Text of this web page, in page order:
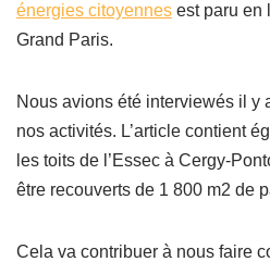
énergies citoyennes est paru en
Grand Paris.
Nous avions été interviewés il y
nos activités. L’article contient
les toits de l’Essec à Cergy-
être recouverts de 1 800 m2 de
Cela va contribuer à nous faire